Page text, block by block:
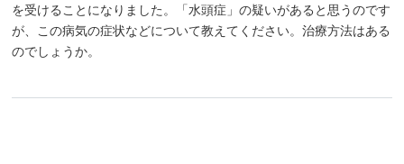
を受けることになりました。「水頭症」の疑いがあると思うのです
が、この病気の症状などについて教えてください。治療方法はある
のでしょうか。